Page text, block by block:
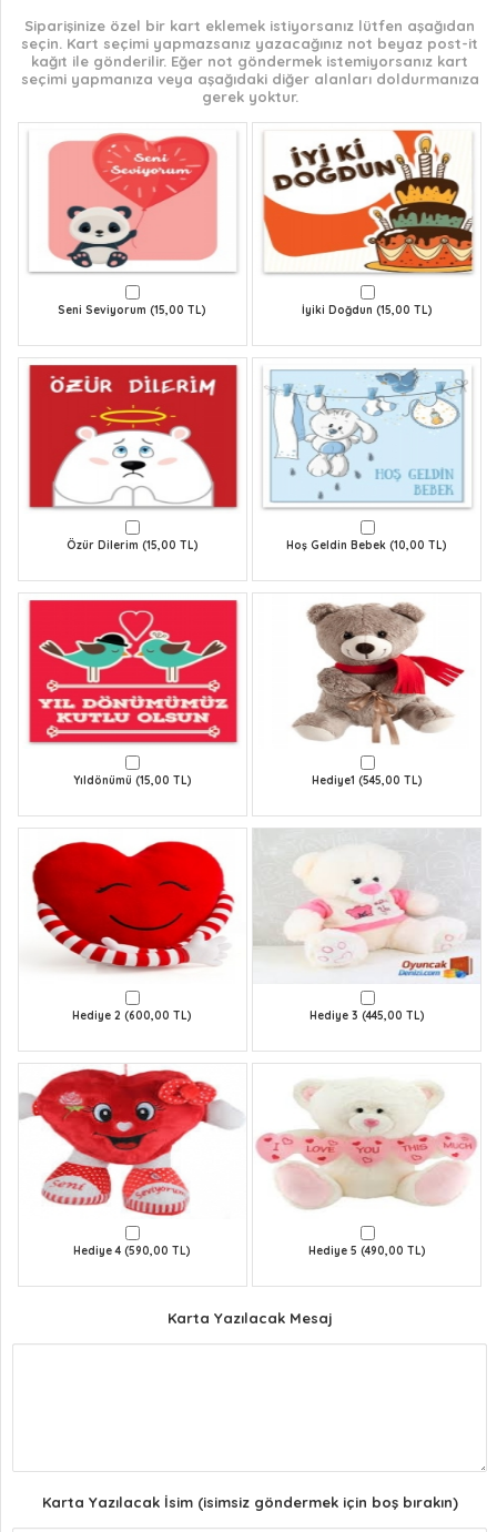
Siparişinize özel bir kart eklemek istiyorsanız lütfen aşağıdan
seçin. Kart seçimi yapmazsanız yazacağınız not beyaz post-it
kağıt ile gönderilir. Eğer not göndermek istemiyorsanız kart
seçimi yapmanıza veya aşağıdaki diğer alanları doldurmanıza
gerek yoktur.
Seni Seviyorum (15,00 TL) İyiki Doğdun (15,00 TL)
Özür Dilerim (15,00 TL) Hoş Geldin Bebek (10,00 TL)
Yıldönümü (15,00 TL) Hediye1 (545,00 TL)
Hediye 2 (600,00 TL) Hediye 3 (445,00 TL)
Hediye 4 (590,00 TL) Hediye 5 (490,00 TL)
Karta Yazılacak Mesaj
Karta Yazılacak İsim (isimsiz göndermek için boş bırakın)